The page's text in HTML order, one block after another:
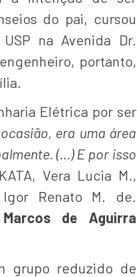
do pai, cursou
na Avenida Dr.
portanto,
Elétrica por ser
era uma área
(…) E por isso
Vera Lucia M.,
Igor Renato M. de.
de Aguirra
grupo reduzido de